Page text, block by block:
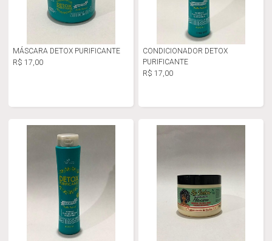
MÁSCARA DETOX PURIFICANTE
R$ 17,00
CONDICIONADOR DETOX
PURIFICANTE
R$ 17,00